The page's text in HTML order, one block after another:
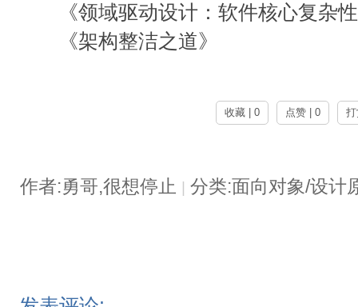
《领域驱动设计：软件核心复杂
《架构整洁之道》
收藏 | 0 点赞 | 0
作者:勇哥,很想停止 分类:面向对象/设计